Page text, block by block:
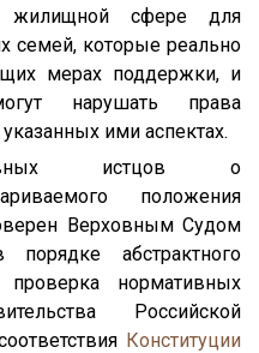
жилищной сфере для
семей, которые реально
мерах поддержки, и
нарушать права
ими аспектах.
истцов о
положения
Верховным Судом
абстрактного
проверка нормативных
Российской
Конституции